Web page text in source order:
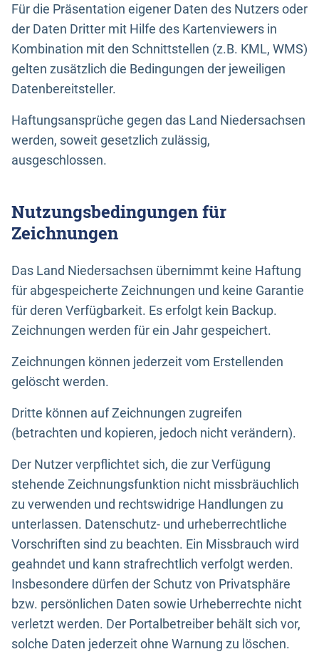
Für die Präsentation eigener Daten des Nutzers oder
der Daten Dritter mit Hilfe des Kartenviewers in
Kombination mit den Schnittstellen (z.B. KML, WMS)
gelten zusätzlich die Bedingungen der jeweiligen
Datenbereitsteller.
Haftungsansprüche gegen das Land Niedersachsen
werden, soweit gesetzlich zulässig,
ausgeschlossen.
Nutzungsbedingungen für
Zeichnungen
Das Land Niedersachsen übernimmt keine Haftung
für abgespeicherte Zeichnungen und keine Garantie
für deren Verfügbarkeit. Es erfolgt kein Backup.
Zeichnungen werden für ein Jahr gespeichert.
Zeichnungen können jederzeit vom Erstellenden
gelöscht werden.
Dritte können auf Zeichnungen zugreifen
(betrachten und kopieren, jedoch nicht verändern).
Der Nutzer verpflichtet sich, die zur Verfügung
stehende Zeichnungsfunktion nicht missbräuchlich
zu verwenden und rechtswidrige Handlungen zu
unterlassen. Datenschutz- und urheberrechtliche
Vorschriften sind zu beachten. Ein Missbrauch wird
geahndet und kann strafrechtlich verfolgt werden.
Insbesondere dürfen der Schutz von Privatsphäre
bzw. persönlichen Daten sowie Urheberrechte nicht
verletzt werden. Der Portalbetreiber behält sich vor,
solche Daten jederzeit ohne Warnung zu löschen.